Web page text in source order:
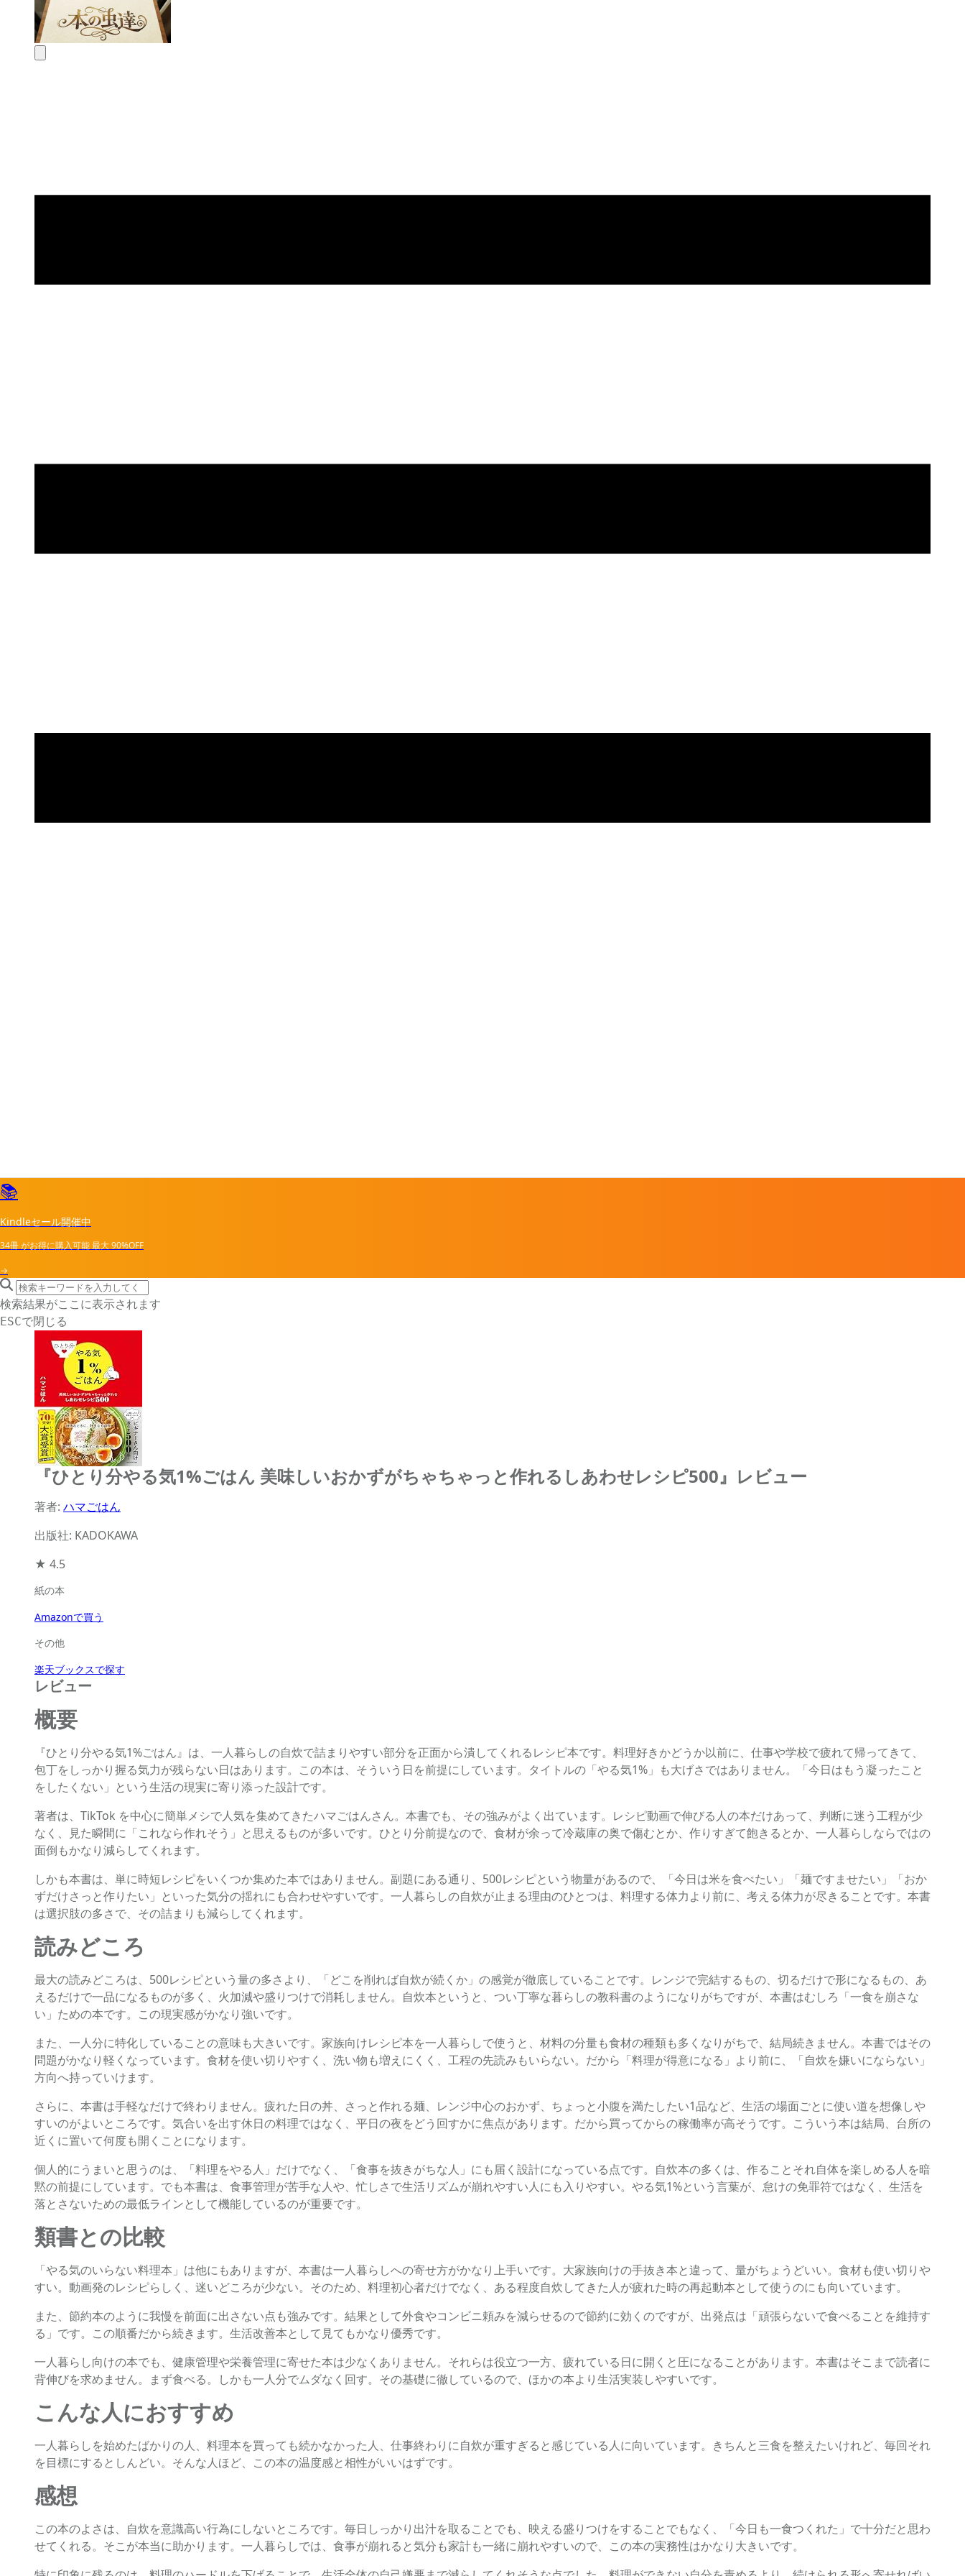
📚
Kindleセール開催中
34冊がお得に購入可能最大90%OFF
→
search icon
サイト内検索
検索結果がここに表示されます
ESCで閉じる
『ひとり分やる気1%ごはん 美味しいおかずがちゃちゃっと作れるしあわせレシピ500』レビュー
著者: ハマごはん
出版社: KADOKAWA
★ 4.5
紙の本
Amazonで買う
その他
楽天ブックスで探す
レビュー
概要
『ひとり分やる気1%ごはん』は、一人暮らしの自炊で詰まりやすい部分を正面から潰してくれるレシピ本です。料理好きかどうか以前に、仕事や学校で疲れて帰ってきて、
包丁をしっかり握る気力が残らない日はあります。この本は、そういう日を前提にしています。タイトルの「やる気1%」も大げさではありません。「今日はもう凝ったこと
をしたくない」という生活の現実に寄り添った設計です。
著者は、TikTok を中心に簡単メシで人気を集めてきたハマごはんさん。本書でも、その強みがよく出ています。レシピ動画で伸びる人の本だけあって、判断に迷う工程が少
なく、見た瞬間に「これなら作れそう」と思えるものが多いです。ひとり分前提なので、食材が余って冷蔵庫の奥で傷むとか、作りすぎて飽きるとか、一人暮らしならではの
面倒もかなり減らしてくれます。
しかも本書は、単に時短レシピをいくつか集めた本ではありません。副題にある通り、500レシピという物量があるので、「今日は米を食べたい」「麺ですませたい」「おか
ずだけさっと作りたい」といった気分の揺れにも合わせやすいです。一人暮らしの自炊が止まる理由のひとつは、料理する体力より前に、考える体力が尽きることです。本書
は選択肢の多さで、その詰まりも減らしてくれます。
読みどころ
最大の読みどころは、500レシピという量の多さより、「どこを削れば自炊が続くか」の感覚が徹底していることです。レンジで完結するもの、切るだけで形になるもの、あ
えるだけで一品になるものが多く、火加減や盛りつけで消耗しません。自炊本というと、つい丁寧な暮らしの教科書のようになりがちですが、本書はむしろ「一食を崩さな
い」ための本です。この現実感がかなり強いです。
また、一人分に特化していることの意味も大きいです。家族向けレシピ本を一人暮らしで使うと、材料の分量も食材の種類も多くなりがちで、結局続きません。本書ではその
問題がかなり軽くなっています。食材を使い切りやすく、洗い物も増えにくく、工程の先読みもいらない。だから「料理が得意になる」より前に、「自炊を嫌いにならない」
方向へ持っていけます。
さらに、本書は手軽なだけで終わりません。疲れた日の丼、さっと作れる麺、レンジ中心のおかず、ちょっと小腹を満たしたい1品など、生活の場面ごとに使い道を想像しや
すいのがよいところです。気合いを出す休日の料理ではなく、平日の夜をどう回すかに焦点があります。だから買ってからの稼働率が高そうです。こういう本は結局、台所の
近くに置いて何度も開くことになります。
個人的にうまいと思うのは、「料理をやる人」だけでなく、「食事を抜きがちな人」にも届く設計になっている点です。自炊本の多くは、作ることそれ自体を楽しめる人を暗
黙の前提にしています。でも本書は、食事管理が苦手な人や、忙しさで生活リズムが崩れやすい人にも入りやすい。やる気1%という言葉が、怠けの免罪符ではなく、生活を
落とさないための最低ラインとして機能しているのが重要です。
類書との比較
「やる気のいらない料理本」は他にもありますが、本書は一人暮らしへの寄せ方がかなり上手いです。大家族向けの手抜き本と違って、量がちょうどいい。食材も使い切りや
すい。動画発のレシピらしく、迷いどころが少ない。そのため、料理初心者だけでなく、ある程度自炊してきた人が疲れた時の再起動本として使うのにも向いています。
また、節約本のように我慢を前面に出さない点も強みです。結果として外食やコンビニ頼みを減らせるので節約に効くのですが、出発点は「頑張らないで食べることを維持す
る」です。この順番だから続きます。生活改善本として見てもかなり優秀です。
一人暮らし向けの本でも、健康管理や栄養管理に寄せた本は少なくありません。それらは役立つ一方、疲れている日に開くと圧になることがあります。本書はそこまで読者に
背伸びを求めません。まず食べる。しかも一人分でムダなく回す。その基礎に徹しているので、ほかの本より生活実装しやすいです。
こんな人におすすめ
一人暮らしを始めたばかりの人、料理本を買っても続かなかった人、仕事終わりに自炊が重すぎると感じている人に向いています。きちんと三食を整えたいけれど、毎回それ
を目標にするとしんどい。そんな人ほど、この本の温度感と相性がいいはずです。
感想
この本のよさは、自炊を意識高い行為にしないところです。毎日しっかり出汁を取ることでも、映える盛りつけをすることでもなく、「今日も一食つくれた」で十分だと思わ
せてくれる。そこが本当に助かります。一人暮らしでは、食事が崩れると気分も家計も一緒に崩れやすいので、この本の実務性はかなり大きいです。